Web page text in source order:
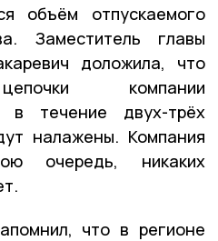
объём отпускаемого
Заместитель главы
доложила, что
компании
в течение двух-трёх
налажены. Компания
очередь, никаких
что в регионе